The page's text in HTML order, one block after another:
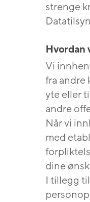
strenge
Hvordan
Vi
fra andre
yte eller
andre
Når vi
med
dine
I tillegg